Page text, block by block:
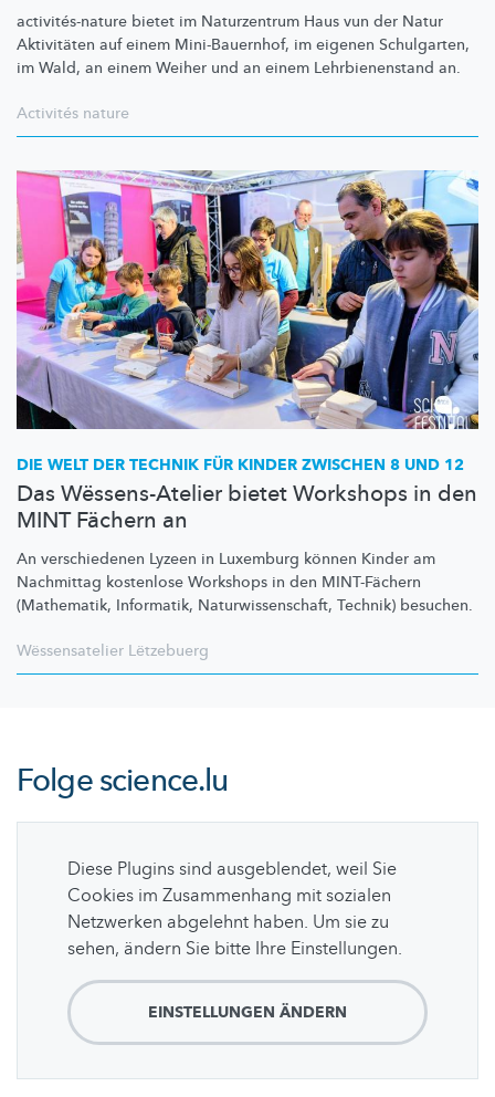
activités-nature bietet im Naturzentrum Haus vun der Natur
Aktivitäten auf einem Mini-Bauernhof, im eigenen Schulgarten,
im Wald, an einem Weiher und an einem Lehrbienenstand an.
Activités nature
DIE WELT DER TECHNIK FÜR KINDER ZWISCHEN 8 UND 12
Das Wëssens-Atelier bietet Workshops in den
MINT Fächern an
An verschiedenen Lyzeen in Luxemburg können Kinder am
Nachmittag kostenlose Workshops in den MINT-Fächern
(Mathematik, Informatik, Naturwissenschaft, Technik) besuchen.
Wëssensatelier Lëtzebuerg
Folgescience.lu
Diese Plugins sind ausgeblendet, weil Sie
Cookies im Zusammenhang mit sozialen
Netzwerken abgelehnt haben. Um sie zu
sehen, ändern Sie bitte Ihre Einstellungen.
EINSTELLUNGEN ÄNDERN